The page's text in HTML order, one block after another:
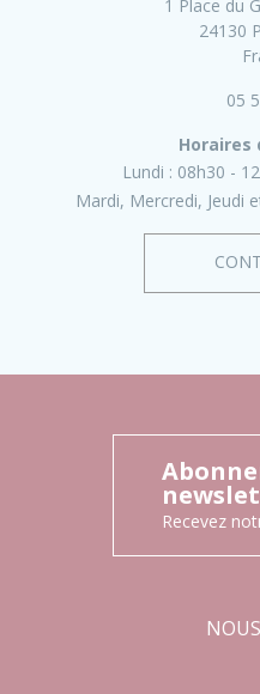
1 Place du
24130
05
Horaires
Lundi : 08h30 -
Mardi, Mercredi, Jeudi
Recevez